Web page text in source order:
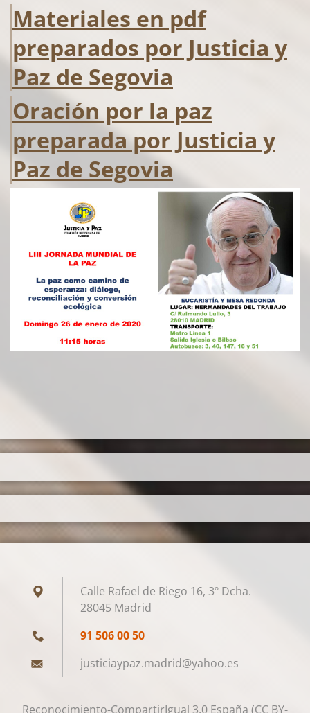
Materiales en pdf
preparados por Justicia y
Paz de Segovia
Oración por la paz
preparada por Justicia y
Paz de Segovia
Calle Rafael de Riego 16, 3º Dcha.
28045 Madrid
91 506 00 50
justiciaypaz.madrid@yahoo.es
Reconocimiento-CompartirIgual 3.0 España (CC BY-